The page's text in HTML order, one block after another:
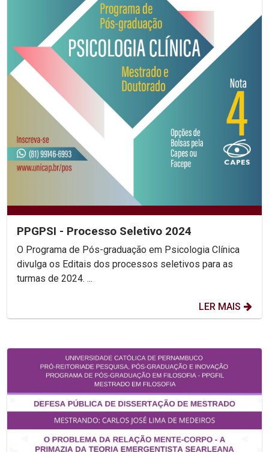
PPGPSI - Processo Seletivo 2024
O Programa de Pós-graduação em Psicologia Clínica
divulga os Editais dos processos seletivos para as
turmas de 2024. ...
LER MAIS